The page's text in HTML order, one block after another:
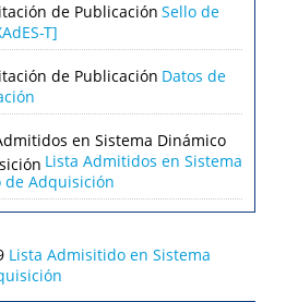
de Publicación Sello de
T]
de Publicación Datos de
en Sistema Dinámico
Lista Admitidos en Sistema
de Adquisición
Lista Admisitido en Sistema